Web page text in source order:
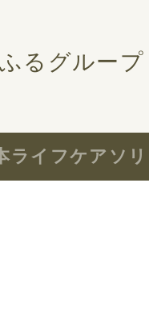
イフケアソ